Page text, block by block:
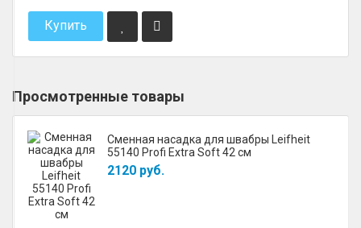
Купить
Просмотренные товары
Сменная насадка для швабры Leifheit
55140 Profi Extra Soft 42 см
2120 руб.